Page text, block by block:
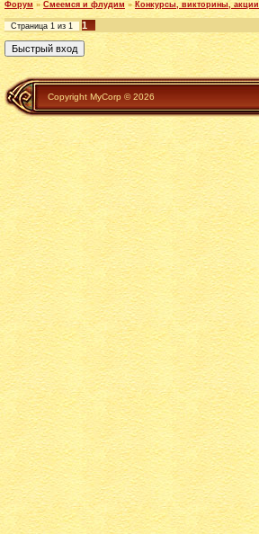
Форум » Смеемся и флудим » Конкурсы, викторины, акции
Страница 1 из 1 1
Copyright MyCorp © 2026